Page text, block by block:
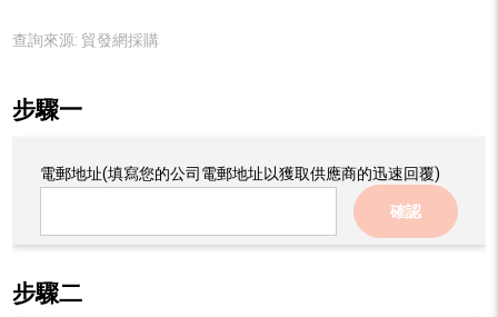
查詢來源: 貿發網採購
步驟一
電郵地址(填寫您的公司電郵地址以獲取供應商的迅速回覆)
確認
步驟二